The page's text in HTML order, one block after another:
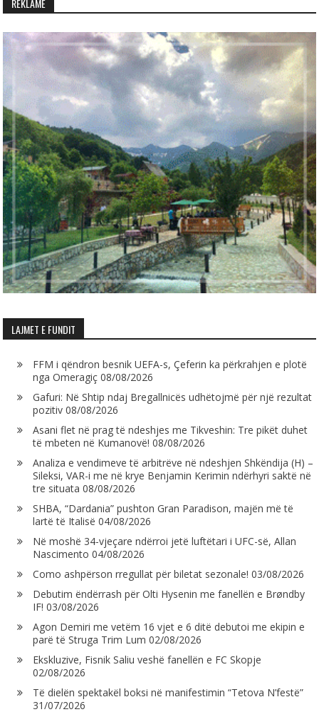
REKLAMË
LAJMET E FUNDIT
FFM i qëndron besnik UEFA-s, Çeferin ka përkrahjen e plotë
nga Omeragiç 08/08/2026
Gafuri: Në Shtip ndaj Bregallnicës udhëtojmë për një rezultat
pozitiv 08/08/2026
Asani flet në prag të ndeshjes me Tikveshin: Tre pikët duhet
të mbeten në Kumanovë! 08/08/2026
Analiza e vendimeve të arbitrëve në ndeshjen Shkëndija (H) –
Sileksi, VAR-i me në krye Benjamin Kerimin ndërhyri saktë në
tre situata 08/08/2026
SHBA, “Dardania” pushton Gran Paradison, majën më të
lartë të Italisë 04/08/2026
Në moshë 34-vjeçare ndërroi jetë luftëtari i UFC-së, Allan
Nascimento 04/08/2026
Como ashpërson rregullat për biletat sezonale! 03/08/2026
Debutim ëndërrash për Olti Hysenin me fanellën e Brøndby
IF! 03/08/2026
Agon Demiri me vetëm 16 vjet e 6 ditë debutoi me ekipin e
parë të Struga Trim Lum 02/08/2026
Ekskluzive, Fisnik Saliu veshë fanellën e FC Skopje
02/08/2026
Të dielën spektakël boksi në manifestimin “Tetova N’festë”
31/07/2026